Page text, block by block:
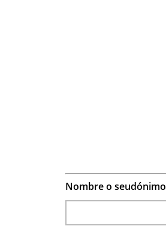
Nombre o seudónimo